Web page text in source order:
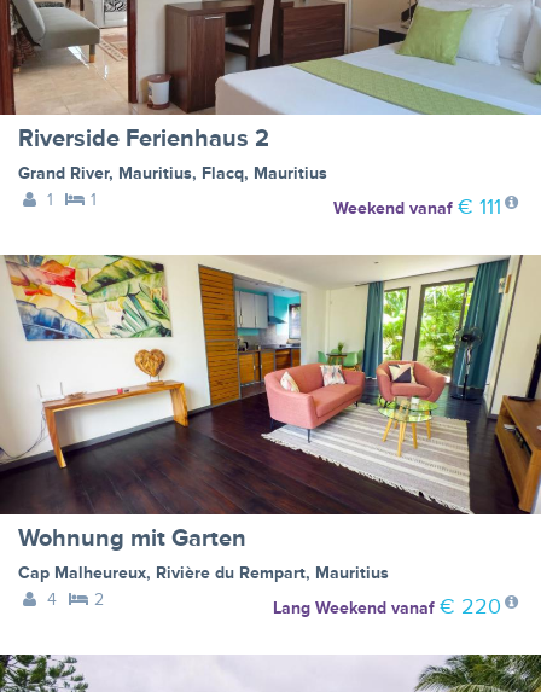
Riverside Ferienhaus 2
Grand River, Mauritius, Flacq, Mauritius
1
1 Weekendvanaf € 111
Wohnung mit Garten
Cap Malheureux, Rivière du Rempart, Mauritius
4
2 Lang Weekendvanaf € 220